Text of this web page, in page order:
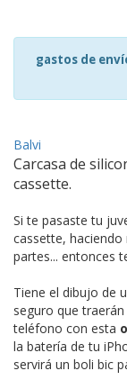
gastos de
Balvi
Carcasa de
cassette.
Si te pasaste tu
cassette, haciendo
partes... entonces
Tiene el dibujo de
seguro que
teléfono con esta
la batería de tu
servirá un boli bic